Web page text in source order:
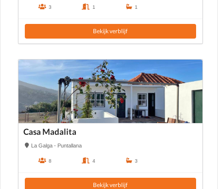
3 1 1
Bekijk verblijf
Casa Madalita
La Galga - Puntallana
8 4 3
Bekijk verblijf